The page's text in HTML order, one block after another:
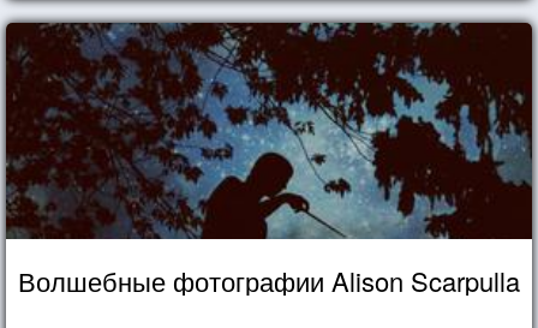
Волшебные фотографии Alison Scarpulla